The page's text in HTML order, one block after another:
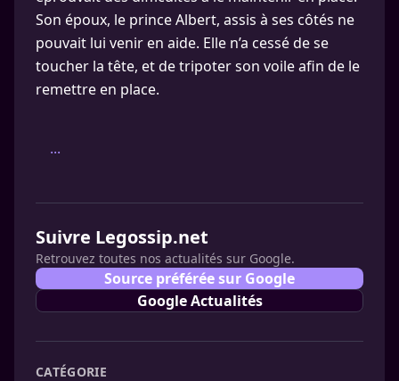
Son époux, le prince Albert, assis à ses côtés ne
pouvait lui venir en aide. Elle n’a cessé de se
toucher la tête, et de tripoter son voile afin de le
remettre en place.
...
Suivre Legossip.net
Retrouvez toutes nos actualités sur Google.
Source préférée sur Google
Google Actualités
CATÉGORIE